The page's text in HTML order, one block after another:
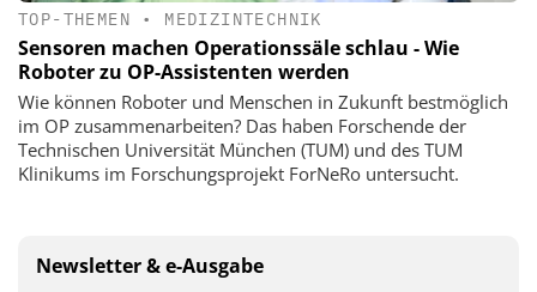
TOP-THEMEN • MEDIZINTECHNIK
Sensoren machen Operationssäle schlau - Wie
Roboter zu OP-Assistenten werden
Wie können Roboter und Menschen in Zukunft bestmöglich
im OP zusammenarbeiten? Das haben Forschende der
Technischen Universität München (TUM) und des TUM
Klinikums im Forschungsprojekt ForNeRo untersucht.
Newsletter & e-Ausgabe